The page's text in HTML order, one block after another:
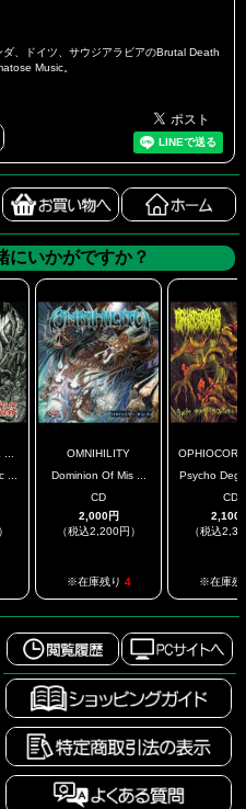
、ドイツ、サウジアラビアのBrutal Death
Music。
にいかがですか？
...
OMNIHILITY
Dominion Of Mis ...
CD
2,000円
（税込2,200円）
※在庫残り 4
Psycho
CD
2,100
（税込
※在庫残